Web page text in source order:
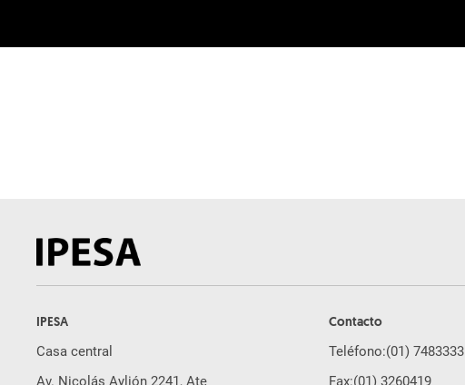
IPESA
Casa central
Av. Nicolás Aylión 2241, Ate
Contacto
Teléfono:(01) 7483333
Fax:(01) 3260419